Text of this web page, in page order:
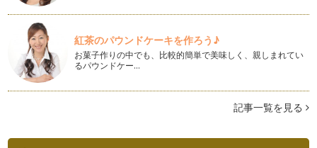
ハロウィンの次に来るのはコレ！イースターパーティー
「イースター」ってご存知ですか？ 最近徐々に話題になって
いるイベントのひとつ。雑貨店やテー…
おうちで可愛くオシャレなひなまつりパーティー
女の子のすこやかな成長を祈る日本の伝統行事である「ひなま
紅茶のパウンドケーキを作ろう♪
お菓子作りの中でも、比較的簡単で美味しく、親しまれてい
るパウンドケー…
記事一覧を見る